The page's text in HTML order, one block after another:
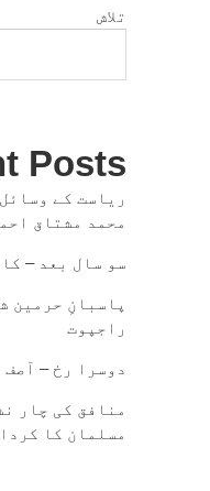
تلاش
Posts
ریاست کے
محمد مشتاق
سو سال بعد –
پاسبانِ حرمین
راجپوت
دوسرا رخ – آصف
منافق کی چار
مسلمان کا